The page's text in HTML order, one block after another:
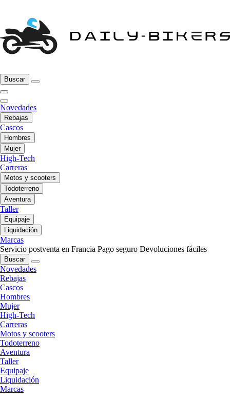
Buscar
Novedades
Rebajas
Cascos
Hombres
Mujer
High-Tech
Carreras
Motos y scooters
Todoterreno
Aventura
Taller
Equipaje
Liquidación
Marcas
Servicio postventa en Francia Pago seguro Devoluciones fáciles
Buscar
Novedades
Rebajas
Cascos
Hombres
Mujer
High-Tech
Carreras
Motos y scooters
Todoterreno
Aventura
Taller
Equipaje
Liquidación
Marcas